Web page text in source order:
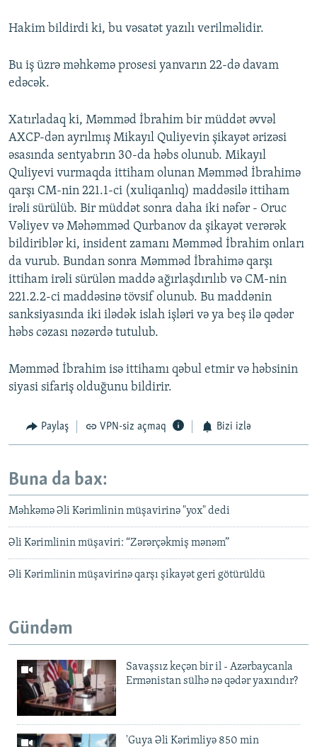
Hakim bildirdi ki, bu vəsatət yazılı verilməlidir.
Bu iş üzrə məhkəmə prosesi yanvarın 22-də davam
edəcək.
Xatırladaq ki, Məmməd İbrahim bir müddət əvvəl
AXCP-dən ayrılmış Mikayıl Quliyevin şikayət ərizəsi
əsasında sentyabrın 30-da həbs olunub. Mikayıl
Quliyevi vurmaqda ittiham olunan Məmməd İbrahimə
qarşı CM-nin 221.1-ci (xuliqanlıq) maddəsilə ittiham
irəli sürülüb. Bir müddət sonra daha iki nəfər - Oruc
Vəliyev və Məhəmməd Qurbanov da şikayət verərək
bildiriblər ki, insident zamanı Məmməd İbrahim onları
da vurub. Bundan sonra Məmməd İbrahimə qarşı
ittiham irəli sürülən maddə ağırlaşdırılıb və CM-nin
221.2.2-ci maddəsinə tövsif olunub. Bu maddənin
sanksiyasında iki ilədək islah işləri və ya beş ilə qədər
həbs cəzası nəzərdə tutulub.
Məmməd İbrahim isə ittihamı qəbul etmir və həbsinin
siyasi sifariş olduğunu bildirir.
Paylaş VPN-siz açmaq Bizi izlə
Buna da bax:
Məhkəmə Əli Kərimlinin müşavirinə "yox" dedi
Əli Kərimlinin müşaviri: “Zərərçəkmiş mənəm”
Əli Kərimlinin müşavirinə qarşı şikayət geri götürüldü
Gündəm
Savaşsız keçən bir il - Azərbaycanla
Ermənistan sülhə nə qədər yaxındır?
'Guya Əli Kərimliyə 850 min